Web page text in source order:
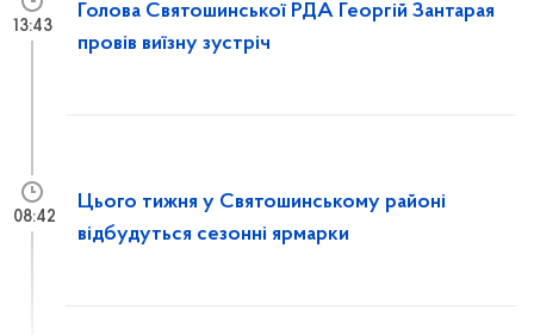
Голова Святошинської РДА Георгій Зантарая
провів виїзну зустріч
13:43
Цього тижня у Святошинському районі
відбудуться сезонні ярмарки
08:42